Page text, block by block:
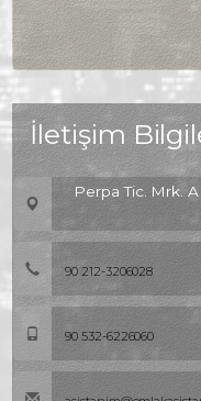
İletişim
Perpa Tic. Mrk.
90 212-3206028
90 532-6226060